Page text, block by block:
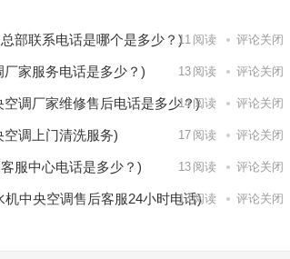
部联系电话是哪个是多少？)11 阅读 评论关闭
家服务电话是多少？) 13 阅读 评论关闭
调厂家维修售后电话是多少？)
14 阅读 评论关闭
调上门清洗服务) 17 阅读 评论关闭
服中心电话是多少？) 13 阅读 评论关闭
中央空调售后客服24小时电话)
13阅读 评论关闭